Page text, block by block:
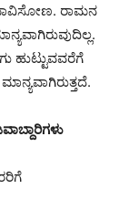
ಭಾವಿಸೋಣ. ರಾಮನ
ಹುಟ್ಟುವವರೆಗೆ